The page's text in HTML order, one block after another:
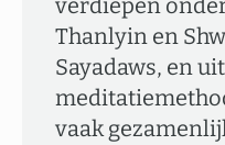
verdiepen
Thanlyin en
Sayadaws, en
vaak